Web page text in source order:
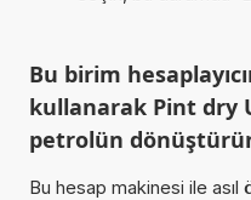
Bu birim
kullanarak Pint dry
petrolün
Bu hesap makinesi ile